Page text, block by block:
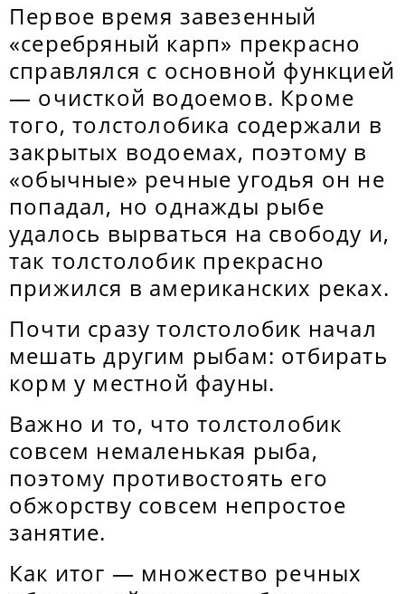
Первое время завезенный
«серебряный карп» прекрасно
справлялся с основной функцией
— очисткой водоемов. Кроме
того, толстолобика содержали в
закрытых водоемах, поэтому в
«обычные» речные угодья он не
попадал, но однажды рыбе
удалось вырваться на свободу и,
так толстолобик прекрасно
прижился в американских реках.
Почти сразу толстолобик начал
мешать другим рыбам: отбирать
корм у местной фауны.
Важно и то, что толстолобик
совсем немаленькая рыба,
поэтому противостоять его
обжорству совсем непростое
занятие.
Как итог — множество речных